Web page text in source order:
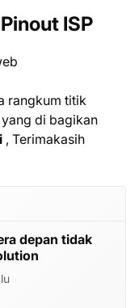
ISP
rangkum titik
yang di bagikan
, Terimakasih
depan tidak